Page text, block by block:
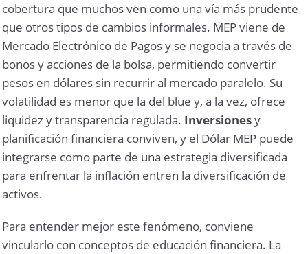
cobertura que muchos ven como una vía más prudente
que otros tipos de cambios informales. MEPviene de
Mercado Electrónico de Pagos y se negocia a través de
bonos y acciones de la bolsa, permitiendo convertir
pesos en dólares sin recurrir al mercado paralelo. Su
volatilidad es menor que la del blue y, a la vez, ofrece
liquidez y transparencia regulada. Inversionesy
planificación financiera conviven, y el Dólar MEP puede
integrarse como parte de una estrategia diversificada
para enfrentar la inflación entren la diversificación de
activos.
Para entender mejor este fenómeno, conviene
vincularlo con conceptos de educación financiera. La